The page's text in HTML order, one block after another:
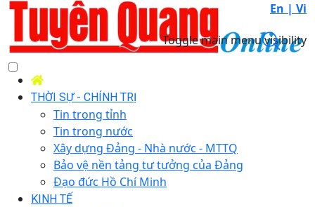
En | Vi
Toggle main menu visibility
THỜI SỰ - CHÍNH TRỊ
Tin trong tỉnh
Tin trong nước
Xây dựng Đảng - Nhà nước - MTTQ
Bảo vệ nền tảng tư tưởng của Đảng
Đạo đức Hồ Chí Minh
KINH TẾ